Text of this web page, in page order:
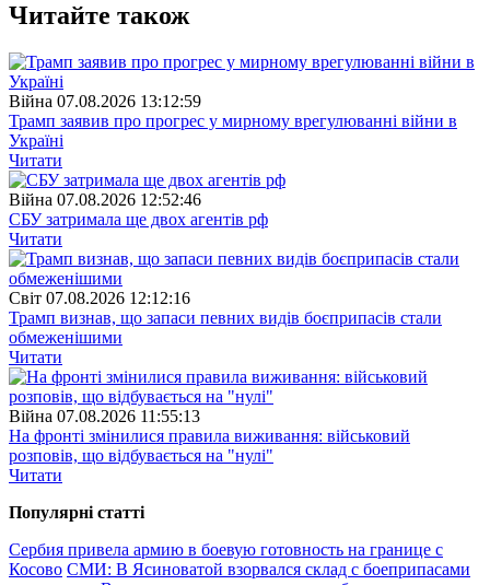
Читайте також
Війна 07.08.2026 13:12:59
Трамп заявив про прогрес у мирному врегулюванні війни в
Україні
Читати
Війна 07.08.2026 12:52:46
СБУ затримала ще двох агентів рф
Читати
Свiт 07.08.2026 12:12:16
Трамп визнав, що запаси певних видів боєприпасів стали
обмеженішими
Читати
Війна 07.08.2026 11:55:13
На фронті змінилися правила виживання: військовий
розповів, що відбувається на "нулі"
Читати
Популярнi статтi
Сербия привела армию в боевую готовность на границе с
Косово СМИ: В Ясиноватой взорвался склад с боеприпасами